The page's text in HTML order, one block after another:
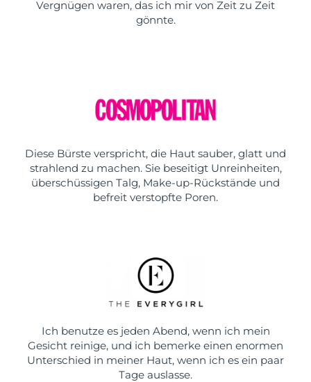
Vergnügen waren, das ich mir von Zeit zu Zeit
gönnte.
Diese Bürste verspricht, die Haut sauber, glatt und
strahlend zu machen. Sie beseitigt Unreinheiten,
überschüssigen Talg, Make-up-Rückstände und
befreit verstopfte Poren.
Ich benutze es jeden Abend, wenn ich mein
Gesicht reinige, und ich bemerke einen enormen
Unterschied in meiner Haut, wenn ich es ein paar
Tage auslasse.